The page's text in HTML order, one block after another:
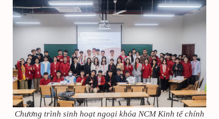
Chương trình sinh hoạt ngoại khóa NCM Kinh tế chính